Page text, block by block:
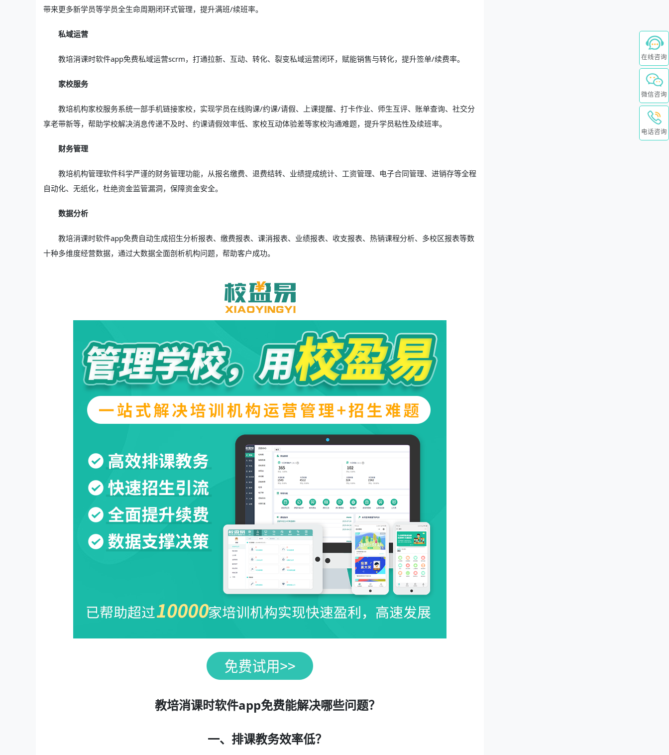
带来更多新学员等学员全生命周期闭环式管理，提升满班/续班率。
私域运营
教培消课时软件app免费私域运营scrm，打通拉新、互动、转化、裂变私域运营闭环，赋能销售与转化，提升签单/续费率。
家校服务
教培机构家校服务系统一部手机链接家校，实现学员在线购课/约课/请假、上课提醒、打卡作业、师生互评、账单查询、社交分
享老带新等，帮助学校解决消息传递不及时、约课请假效率低、家校互动体验差等家校沟通难题，提升学员粘性及续班率。
财务管理
教培机构管理软件科学严谨的财务管理功能，从报名缴费、退费结转、业绩提成统计、工资管理、电子合同管理、进销存等全程
自动化、无纸化，杜绝资金监管漏洞，保障资金安全。
数据分析
教培消课时软件app免费自动生成招生分析报表、缴费报表、课消报表、业绩报表、收支报表、热销课程分析、多校区报表等数
十种多维度经营数据，通过大数据全面剖析机构问题，帮助客户成功。
教培消课时软件app免费能解决哪些问题？
一、排课教务效率低？
在线咨询
微信咨询
电话咨询